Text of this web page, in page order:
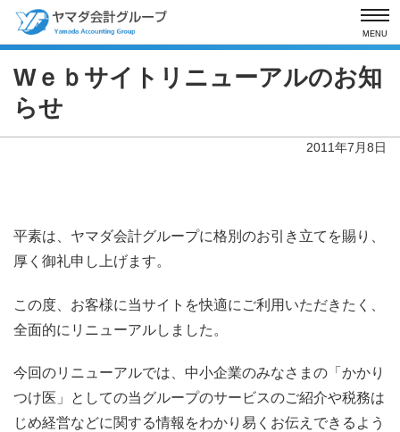
MENU
Wｅｂサイトリニューアルのお知
らせ
2011年7月8日
平素は、ヤマダ会計グループに格別のお引き立てを賜り、
厚く御礼申し上げます。
この度、お客様に当サイトを快適にご利用いただきたく、
全面的にリニューアルしました。
今回のリニューアルでは、中小企業のみなさまの「かかり
つけ医」としての当グループのサービスのご紹介や税務は
じめ経営などに関する情報をわかり易くお伝えできるよう